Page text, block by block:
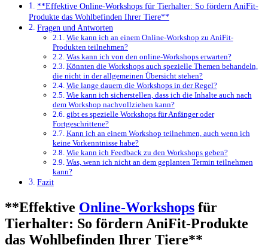
**Effektive Online-Workshops⁢ für Tierhalter: So fördern​ AniFit-
Produkte das Wohlbefinden Ihrer Tiere**
Fragen und Antworten
Wie kann​ ich an einem Online-Workshop zu AniFit-
Produkten teilnehmen?
Was kann ich von‍ den ‍online-Workshops erwarten?
Könnten die Workshops‌ auch spezielle Themen⁣ behandeln,
die nicht in der allgemeinen ⁣Übersicht ‍stehen?
Wie lange dauern​ die Workshops in der Regel?
Wie kann ich sicherstellen, ​dass ich die Inhalte auch ​nach
dem‍ Workshop nachvollziehen kann?
gibt⁢ es⁢ spezielle ‍Workshops für Anfänger oder
Fortgeschrittene?
Kann ich an einem Workshop teilnehmen, auch⁢ wenn ‍ich
‍keine Vorkenntnisse habe?
Wie kann ich Feedback zu​ den Workshops geben?
Was, wenn ich nicht⁣ an‌ dem geplanten Termin teilnehmen
kann?
Fazit
**Effektive Online-Workshops ⁢ für
Tierhalter: So fördern​ AniFit-Produkte
das Wohlbefinden Ihrer Tiere**